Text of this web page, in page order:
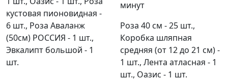
кустовая пионовидная -
6 шт., Роза Аваланж
(50см) РОССИЯ - 1 шт.,
Эвкалипт большой - 1
шт.
минут
Роза 40 см - 25 шт.,
Коробка шляпная
средняя (от 12 до 21 см) -
1 шт., Лента атласная - 1
шт., Оазис - 1 шт.